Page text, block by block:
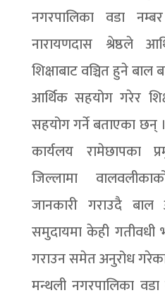
नगरपालिका वडा
नारायणदास श्रेष्ठले
शिक्षाबाट वञ्चित हुने
आर्थिक सहयोग गरेर
सहयोग गर्ने बताएका छन्
कार्यलय रामेछापका
जिल्लामा
जानकारी गराउदै
समुदायमा केही गतीवधी
गराउन समेत अनुरोध
मन्थली नगरपालिका